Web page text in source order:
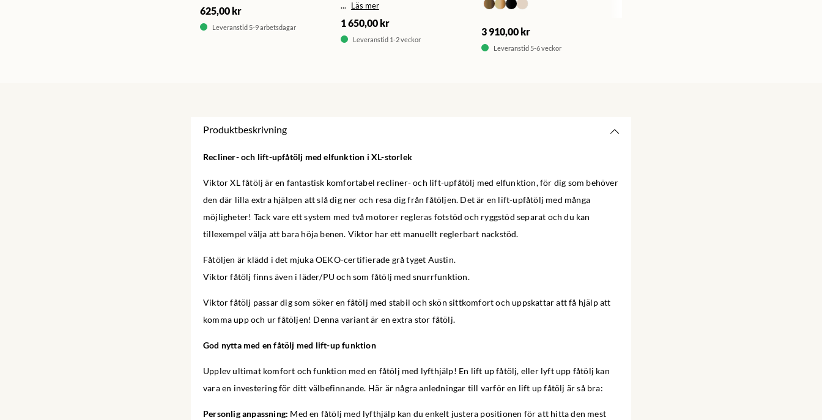
625,00 kr
Leveranstid 5-9 arbetsdagar
...
Läs mer
1 650,00 kr
Leveranstid 1-2 veckor
3 910,00 kr
Leveranstid 5-6 veckor
Produktbeskrivning
Recliner- och lift-upfåtölj med elfunktion i XL-storlek
Viktor XL fåtölj är en fantastisk komfortabel recliner- och lift-upfåtölj med elfunktion, för dig som behöver
den där lilla extra hjälpen att slå dig ner och resa dig från fåtöljen. Det är en lift-upfåtölj med många
möjligheter! Tack vare ett system med två motorer regleras fotstöd och ryggstöd separat och du kan
tillexempel välja att bara höja benen. Viktor har ett manuellt reglerbart nackstöd.
Fåtöljen är klädd i det mjuka OEKO-certifierade grå tyget Austin.
Viktor fåtölj finns även i läder/PU och som fåtölj med snurrfunktion.
Viktor fåtölj passar dig som söker en fåtölj med stabil och skön sittkomfort och uppskattar att få hjälp att
komma upp och ur fåtöljen! Denna variant är en extra stor fåtölj.
God nytta med en fåtölj med lift-up funktion
Upplev ultimat komfort och funktion med en fåtölj med lyfthjälp! En lift up fåtölj, eller lyft upp fåtölj kan
vara en investering för ditt välbefinnande. Här är några anledningar till varför en lift up fåtölj är så bra:
Personlig anpassning: Med en fåtölj med lyfthjälp kan du enkelt justera positionen för att hitta den mest